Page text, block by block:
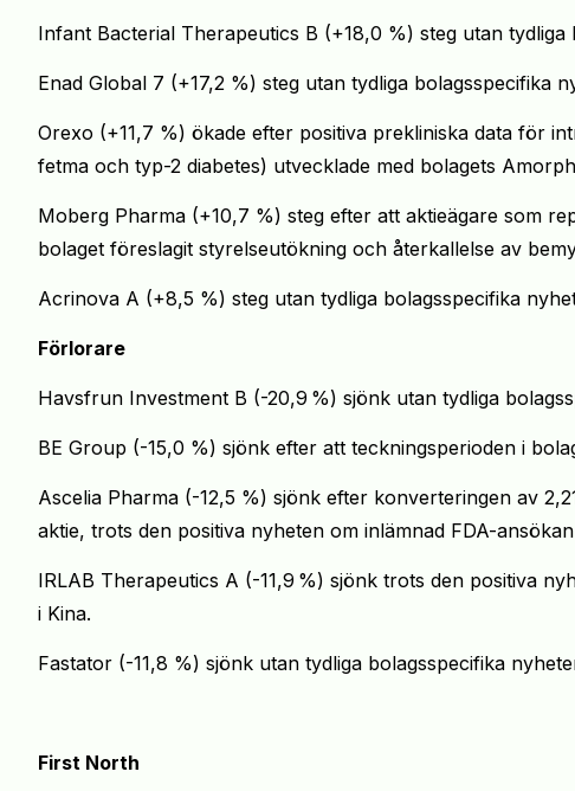
Infant Bacterial Therapeutics B (+18,0 %) steg utan tydliga
Enad Global 7 (+17,2 %) steg utan tydliga bolagsspecifika
Orexo (+11,7 %) ökade efter positiva prekliniska data för
fetma och typ-2 diabetes) utvecklade med bolagets
Moberg Pharma (+10,7 %) steg efter att aktieägare som
bolaget föreslagit styrelseutökning och återkallelse av
Acrinova A (+8,5 %) steg utan tydliga bolagsspecifika
Förlorare
Havsfrun Investment B (-20,9 %) sjönk utan tydliga
BE Group (-15,0 %) sjönk efter att teckningsperioden i
Ascelia Pharma (-12,5 %) sjönk efter konverteringen av
aktie, trots den positiva nyheten om inlämnad FDA-
IRLAB Therapeutics A (-11,9 %) sjönk trots den positiva
i Kina.
Fastator (-11,8 %) sjönk utan tydliga bolagsspecifika
First North